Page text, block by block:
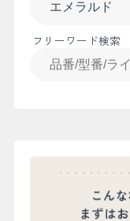
フリーワード検索